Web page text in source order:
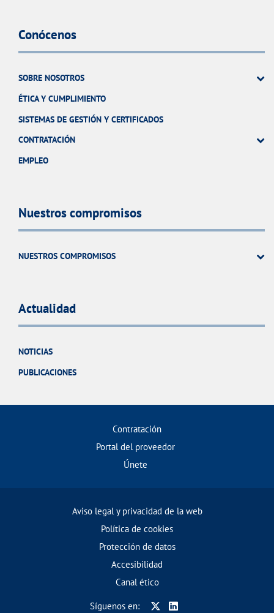
Conócenos
SOBRE NOSOTROS
ÉTICA Y CUMPLIMIENTO
SISTEMAS DE GESTIÓN Y CERTIFICADOS
CONTRATACIÓN
EMPLEO
Nuestros compromisos
NUESTROS COMPROMISOS
Actualidad
NOTICIAS
PUBLICACIONES
Contratación
Portal del proveedor
Únete
Aviso legal y privacidad de la web
Política de cookies
Protección de datos
Accesibilidad
Canal ético
Síguenos en: